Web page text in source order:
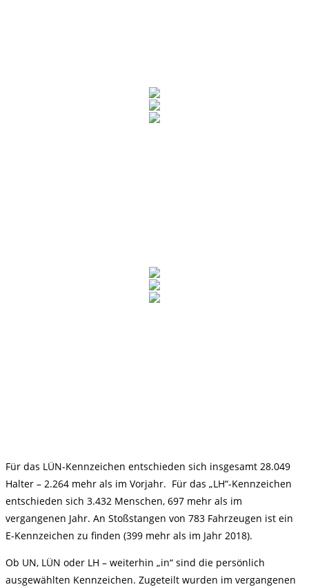
Für das LÜN-Kennzeichen entschieden sich insgesamt 28.049
Halter – 2.264 mehr als im Vorjahr. Für das „LH“-Kennzeichen
entschieden sich 3.432 Menschen, 697 mehr als im
vergangenen Jahr. An Stoßstangen von 783 Fahrzeugen ist ein
E-Kennzeichen zu finden (399 mehr als im Jahr 2018).
Ob UN, LÜN oder LH – weiterhin „in“ sind die persönlich
ausgewählten Kennzeichen. Zugeteilt wurden im vergangenen